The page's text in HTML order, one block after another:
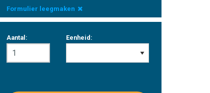
Formulier leegmaken
Aantal: Eenheid: